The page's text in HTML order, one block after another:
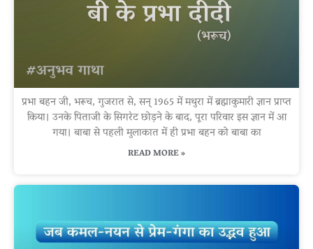
प्रभा बहन जी, भरूच, गुजरात से, सन् 1965 में मथुरा में ब्रह्माकुमारी ज्ञान प्राप्त
किया। उनके पिताजी के सिगरेट छोड़ने के बाद, पूरा परिवार इस ज्ञान में आ
गया। बाबा से पहली मुलाकात में ही प्रभा बहन को बाबा का
READ MORE »